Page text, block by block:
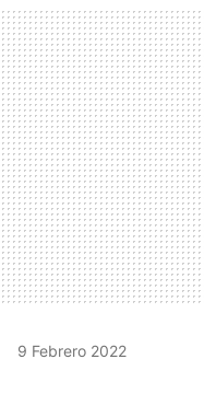
9 Febrero 2022